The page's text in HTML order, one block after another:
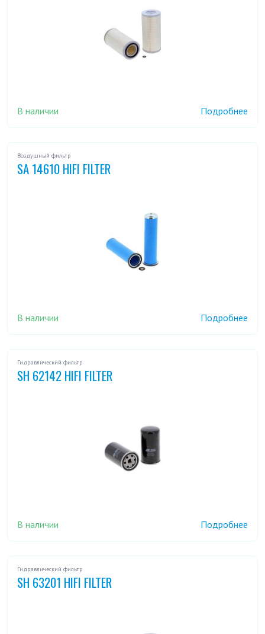
В наличии Подробнее
Воздушный фильтр
SA 14610 HIFI FILTER
В наличии Подробнее
Гидравлический фильтр
SH 62142 HIFI FILTER
В наличии Подробнее
Гидравлический фильтр
SH 63201 HIFI FILTER